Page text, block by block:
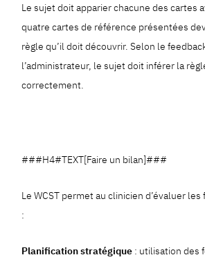
Le sujet doit apparier chacune des cartes
quatre cartes de référence présentées
règle qu’il doit découvrir. Selon le
l’administrateur, le sujet doit inférer la
correctement.
###H4#TEXT[Faire un bilan]###
Le WCST permet au clinicien d’évaluer
:
Planification stratégique : utilisation des